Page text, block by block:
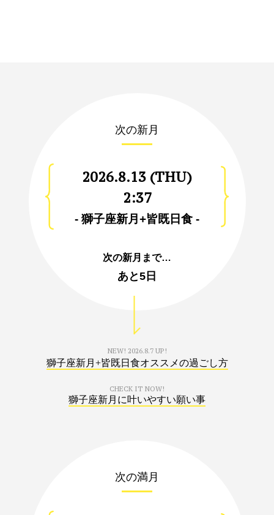
次の新月
2026.8.13 (THU)
2:37
- 獅子座新月+皆既日食 -
次の新月まで…
あと5日
NEW! 2026.8.7 UP!
獅子座新月+皆既日食オススメの過ごし方
CHECK IT NOW!
獅子座新月に叶いやすい願い事
次の満月